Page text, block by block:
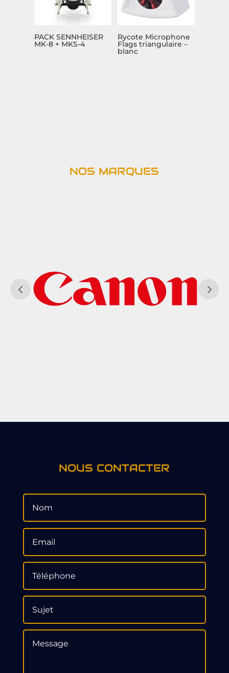
PACK SENNHEISER
MK-8 + MKS-4
Rycote Microphone
Flags triangulaire –
blanc
NOS MARQUES
NOUS CONTACTER